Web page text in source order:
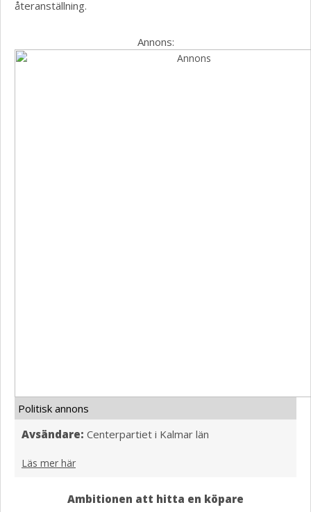
återanställning.
Annons:
Politisk annons
Avsändare: Centerpartiet i Kalmar län
Läs mer här
Ambitionen att hitta en köpare